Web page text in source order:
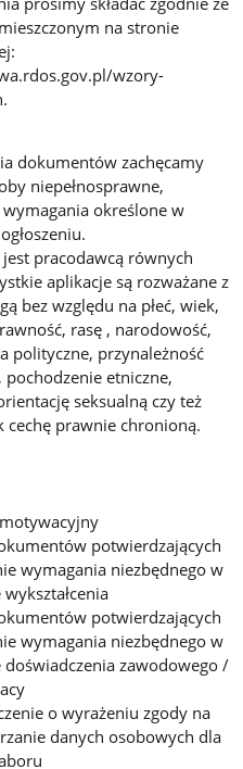
na stronie
wzory-
dokumentów zachęcamy
niepełnosprawne,
wymagania określone w
jest pracodawcą równych
aplikacje są rozważane z
bez względu na płeć, wiek,
rasę , narodowość,
polityczne, przynależność
pochodzenie etniczne,
seksualną czy też
cechę prawnie chronioną.
potwierdzających
wymagania niezbędnego w
potwierdzających
wymagania niezbędnego w
doświadczenia zawodowego /
o wyrażeniu zgody na
danych osobowych dla